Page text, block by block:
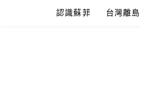
認識蘇菲 台灣離島